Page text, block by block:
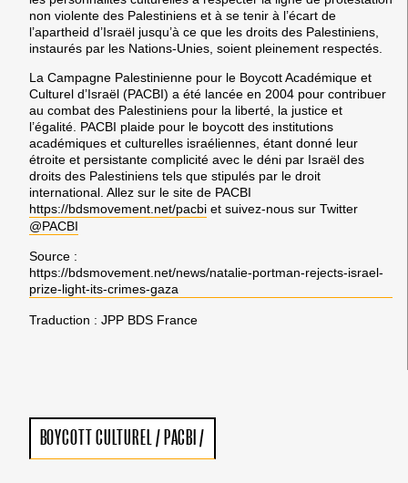
non violente des Palestiniens et à se tenir à l’écart de
l’apartheid d’Israël jusqu’à ce que les droits des Palestiniens,
instaurés par les Nations-Unies, soient pleinement respectés.
La Campagne Palestinienne pour le Boycott Académique et
Culturel d’Israël (PACBI) a été lancée en 2004 pour contribuer
au combat des Palestiniens pour la liberté, la justice et
l’égalité. PACBI plaide pour le boycott des institutions
académiques et culturelles israéliennes, étant donné leur
étroite et persistante complicité avec le déni par Israël des
droits des Palestiniens tels que stipulés par le droit
international. Allez sur le site de PACBI
https://bdsmovement.net/pacbi et suivez-nous sur Twitter
@PACBI
Source :
https://bdsmovement.net/news/natalie-portman-rejects-israel-
prize-light-its-crimes-gaza
Traduction : JPP BDS France
BOYCOTT CULTUREL/ PACBI /